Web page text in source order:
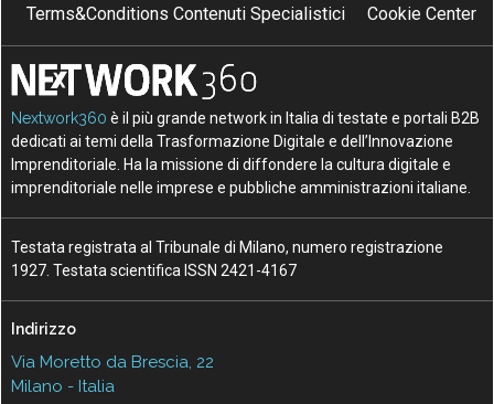
Terms&Conditions Contenuti Specialistici
Cookie Center
Nextwork360 è il più grande network in Italia di testate e portali B2B
dedicati ai temi della Trasformazione Digitale e dell’Innovazione
Imprenditoriale. Ha la missione di diffondere la cultura digitale e
imprenditoriale nelle imprese e pubbliche amministrazioni italiane.
Testata registrata al Tribunale di Milano, numero registrazione
1927. Testata scientifica ISSN 2421-4167
Indirizzo
Via Moretto da Brescia, 22
Milano - Italia